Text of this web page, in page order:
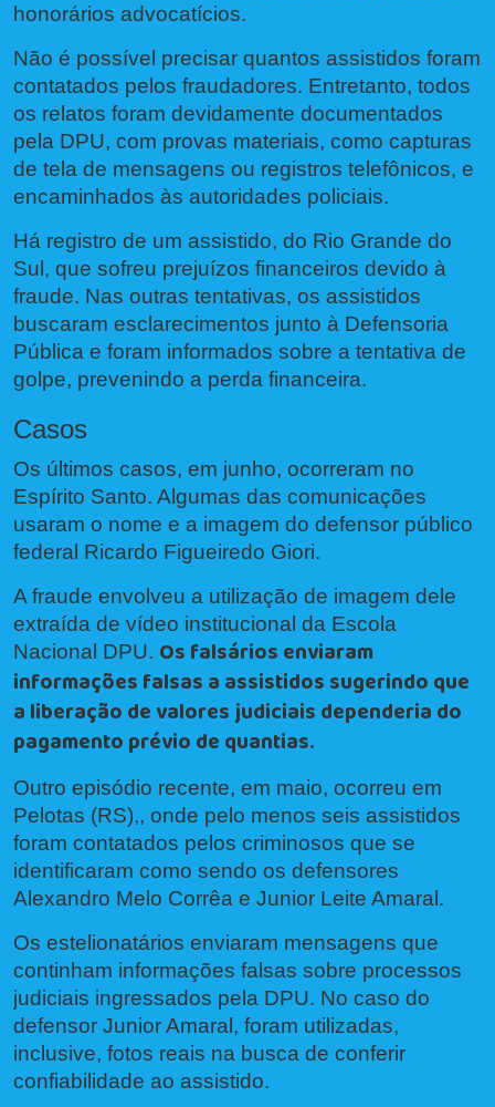
honorários advocatícios.
Não é possível precisar quantos assistidos foram
contatados pelos fraudadores. Entretanto, todos
os relatos foram devidamente documentados
pela DPU, com provas materiais, como capturas
de tela de mensagens ou registros telefônicos, e
encaminhados às autoridades policiais.
Há registro de um assistido, do Rio Grande do
Sul, que sofreu prejuízos financeiros devido à
fraude. Nas outras tentativas, os assistidos
buscaram esclarecimentos junto à Defensoria
Pública e foram informados sobre a tentativa de
golpe, prevenindo a perda financeira.
Casos
Os últimos casos, em junho, ocorreram no
Espírito Santo. Algumas das comunicações
usaram o nome e a imagem do defensor público
federal Ricardo Figueiredo Giori.
A fraude envolveu a utilização de imagem dele
extraída de vídeo institucional da Escola
Nacional DPU. Os falsários enviaram
informações falsas a assistidos sugerindo que
a liberação de valores judiciais dependeria do
pagamento prévio de quantias.
Outro episódio recente, em maio, ocorreu em
Pelotas (RS),, onde pelo menos seis assistidos
foram contatados pelos criminosos que se
identificaram como sendo os defensores
Alexandro Melo Corrêa e Junior Leite Amaral.
Os estelionatários enviaram mensagens que
continham informações falsas sobre processos
judiciais ingressados pela DPU. No caso do
defensor Junior Amaral, foram utilizadas,
inclusive, fotos reais na busca de conferir
confiabilidade ao assistido.